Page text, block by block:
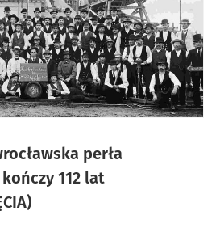
perła
112 lat